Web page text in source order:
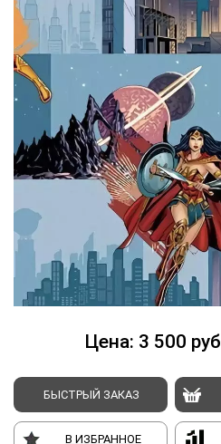
Цена: 3 500 руб
БЫСТРЫЙ ЗАКАЗ
В ИЗБРАННОЕ